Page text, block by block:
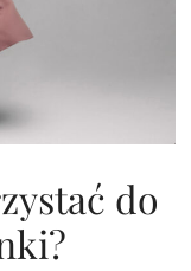
do